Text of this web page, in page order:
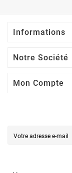
Informations
Notre Société
Mon Compte